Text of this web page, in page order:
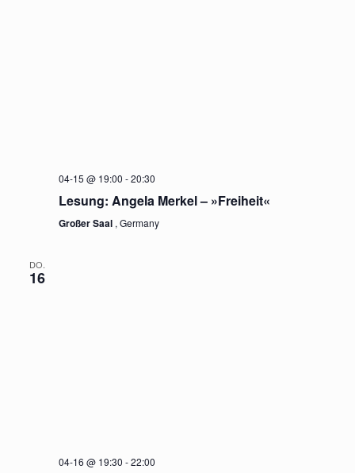
04-15 @ 19:00 -20:30
Lesung: Angela Merkel – »Freiheit«
Großer Saal , Germany
DO.
16
04-16 @ 19:30 -22:00